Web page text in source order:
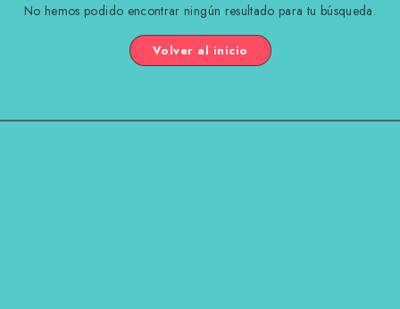
No hemos podido encontrar ningún resultado para tu búsqueda.
Volver al inicio